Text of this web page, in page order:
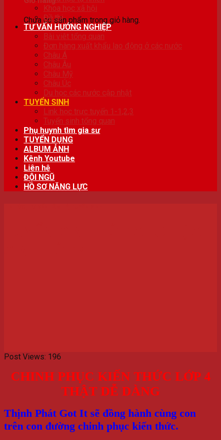
Chưa có sản phẩm trong giỏ hàng.
Khoa học xã hội
Đề thi
TƯ VẤN HƯỚNG NGHIỆP
Bài viêt tổng quan
Đơn hàng xuất khẩu lao động ở các nước
Châu Á
Châu Âu
Châu Mỹ
Châu Úc
Du học các nước cập nhật
TUYỂN SINH
Link học trực tuyến 1-1,2,3
Tuyển sinh tổng quan
Phụ huynh tìm gia sư
TUYỂN DỤNG
ALBUM ẢNH
Kênh Youtube
Liên hệ
ĐỘI NGŨ
HỒ SƠ NĂNG LỰC
Post Views: 196
CHINH PHỤC KIẾN THỨC LỚP 4
THẬT DỄ DÀNG
Thịnh Phát Got It sẽ đồng hành cùng con
trên con đường chinh phục kiến thức.